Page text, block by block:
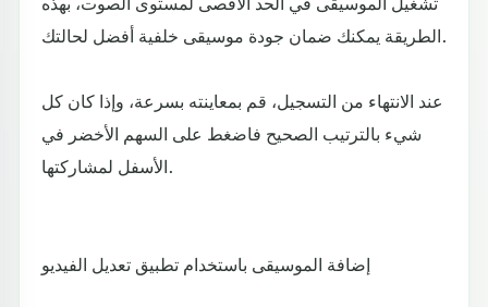
الطريقة يمكنك ضمان جودة موسيقى خلفية أفضل لحالتك.
عند الانتهاء من التسجيل، قم بمعاينته بسرعة، وإذا كان كل
شيء بالترتيب الصحيح فاضغط على السهم الأخضر في
الأسفل لمشاركتها.
إضافة الموسيقى باستخدام تطبيق تعديل الفيديو